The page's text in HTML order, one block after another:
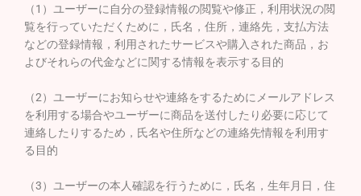
（1）ユーザーに自分の登録情報の閲覧や修正，利用状況の閲
覧を行っていただくために，氏名，住所，連絡先，支払方法
などの登録情報，利用されたサービスや購入された商品，お
よびそれらの代金などに関する情報を表示する目的
（2）ユーザーにお知らせや連絡をするためにメールアドレス
を利用する場合やユーザーに商品を送付したり必要に応じて
連絡したりするため，氏名や住所などの連絡先情報を利用す
る目的
（3）ユーザーの本人確認を行うために，氏名，生年月日，住